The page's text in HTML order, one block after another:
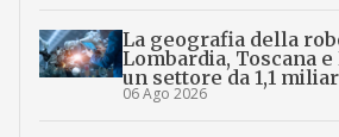
La geografia della
Lombardia, Toscana
un settore da 1,1
06 Ago 2026